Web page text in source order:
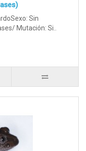
Sin
Mutación: Si..